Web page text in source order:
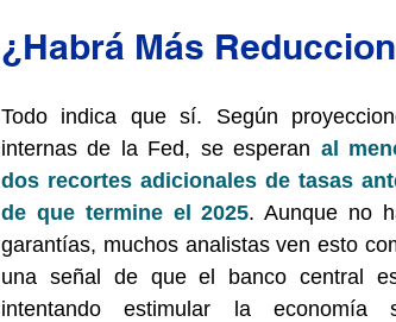
¿Habrá Más
Todo indica que sí. Según
internas de la Fed, se esperan al
dos recortes adicionales de tasas
de que termine el 2025. Aunque no
garantías, muchos analistas ven esto
una señal de que el banco central
intentando estimular la economía